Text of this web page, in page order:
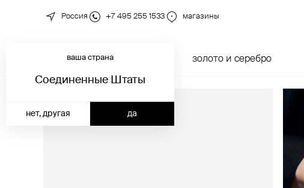
Россия +7 495 255 1533 магазины
новинки золото и серебро
ваша страна
Соединенные Штаты
да
нет, другая